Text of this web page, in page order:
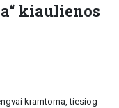
kiaulienos
kramtoma, tiesiog